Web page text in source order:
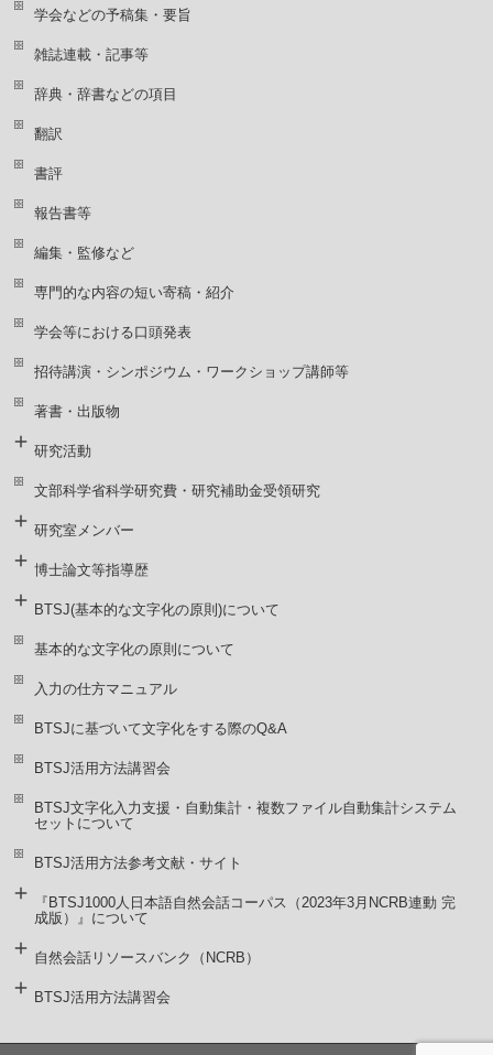
学会などの予稿集・要旨
雑誌連載・記事等
辞典・辞書などの項目
翻訳
書評
報告書等
編集・監修など
専門的な内容の短い寄稿・紹介
学会等における口頭発表
招待講演・シンポジウム・ワークショップ講師等
著書・出版物
研究活動
文部科学省科学研究費・研究補助金受領研究
研究室メンバー
博士論文等指導歴
BTSJ(基本的な文字化の原則)について
基本的な文字化の原則について
入力の仕方マニュアル
BTSJに基づいて文字化をする際のQ&A
BTSJ活用方法講習会
BTSJ文字化入力支援・自動集計・複数ファイル自動集計システム
セットについて
BTSJ活用方法参考文献・サイト
『BTSJ1000人日本語自然会話コーパス（2023年3月NCRB連動 完
成版）』について
自然会話リソースバンク（NCRB）
BTSJ活用方法講習会